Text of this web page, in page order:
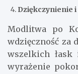
Dziękczynienie
Modlitwa po
wdzięczność za
wszelkich łask
wyrażenie